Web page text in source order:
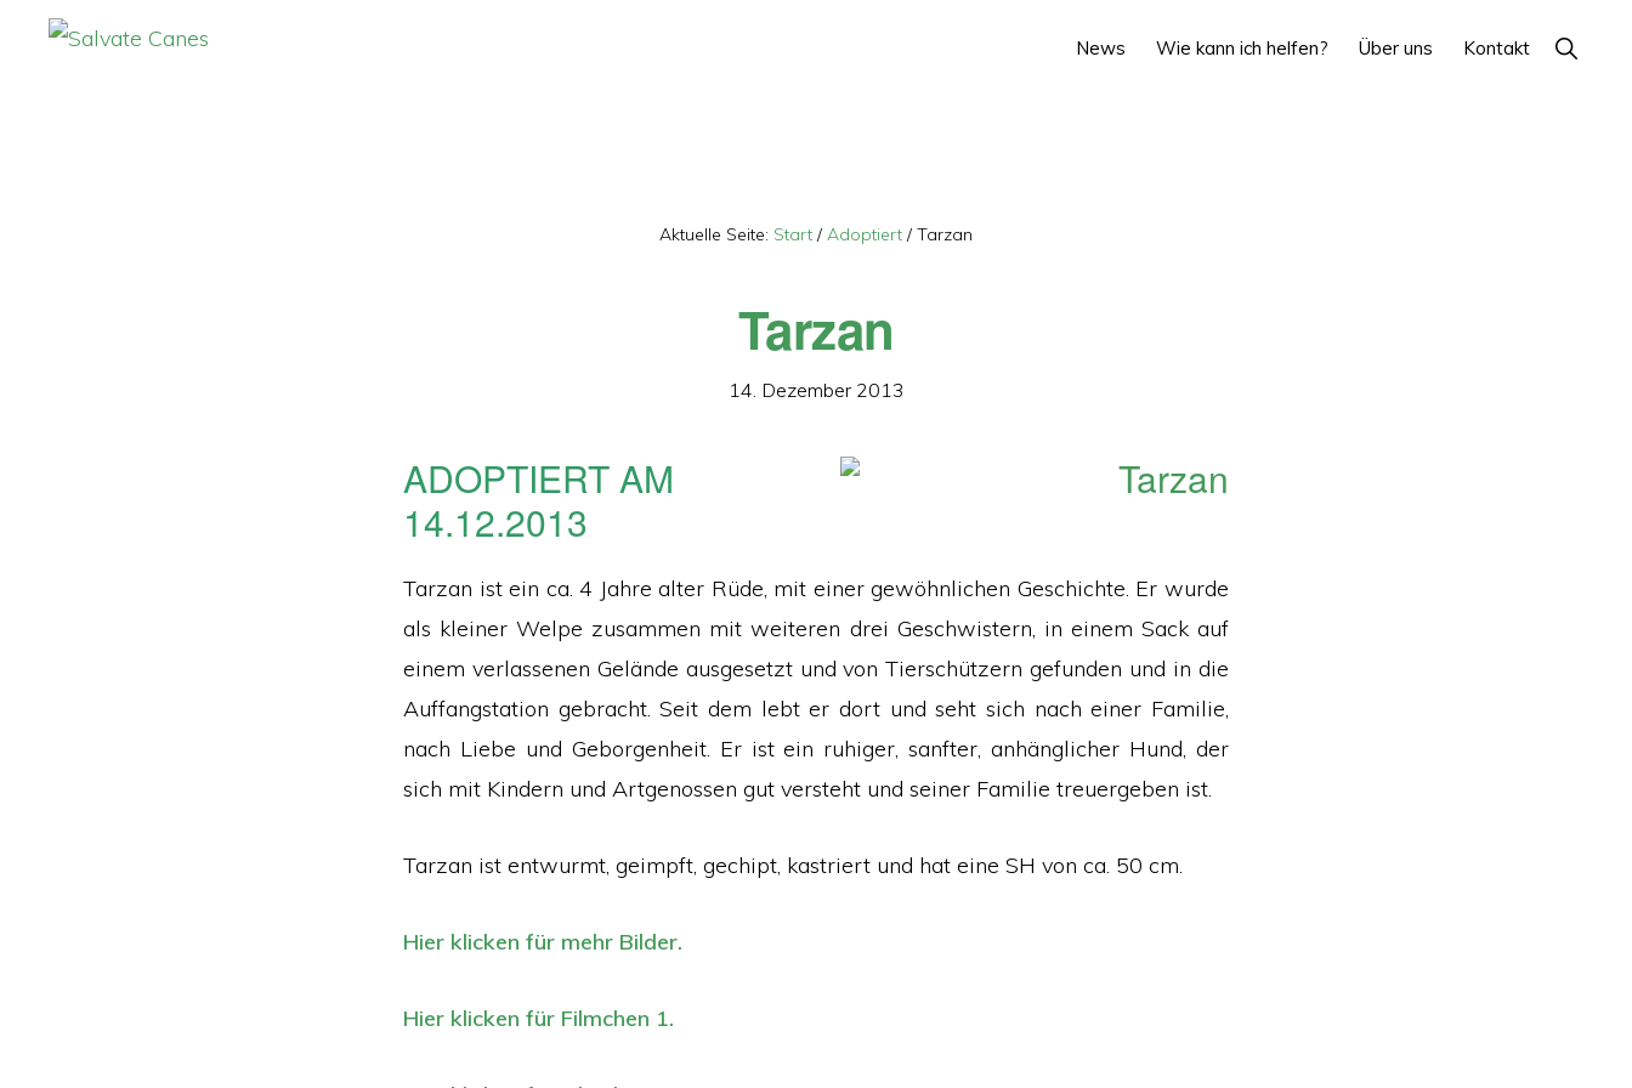
News Wie kann ich helfen? Über uns Kontakt Show
Search
Aktuelle Seite: Start / Adoptiert / Tarzan
Tarzan
14. Dezember 2013
ADOPTIERT AM
14.12.2013
Tarzan ist ein ca. 4 Jahre alter Rüde, mit einer gewöhnlichen Geschichte. Er wurde
als kleiner Welpe zusammen mit weiteren drei Geschwistern, in einem Sack auf
einem verlassenen Gelände ausgesetzt und von Tierschützern gefunden und in die
Auffangstation gebracht. Seit dem lebt er dort und seht sich nach einer Familie,
nach Liebe und Geborgenheit. Er ist ein ruhiger, sanfter, anhänglicher Hund, der
sich mit Kindern und Artgenossen gut versteht und seiner Familie treuergeben ist.
Tarzan ist entwurmt, geimpft, gechipt, kastriert und hat eine SH von ca. 50 cm.
Hier klicken für mehr Bilder.
Hier klicken für Filmchen 1.